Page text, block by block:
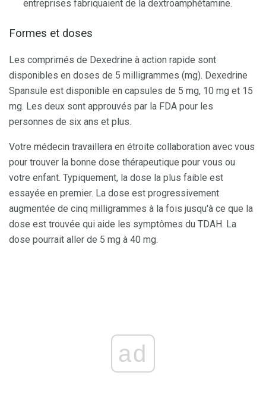
entreprises fabriquaient de la dextroamphétamine.
Formes et doses
Les comprimés de Dexedrine à action rapide sont
disponibles en doses de 5 milligrammes (mg). Dexedrine
Spansule est disponible en capsules de 5 mg, 10 mg et 15
mg. Les deux sont approuvés par la FDA pour les
personnes de six ans et plus.
Votre médecin travaillera en étroite collaboration avec vous
pour trouver la bonne dose thérapeutique pour vous ou
votre enfant. Typiquement, la dose la plus faible est
essayée en premier. La dose est progressivement
augmentée de cinq milligrammes à la fois jusqu'à ce que la
dose est trouvée qui aide les symptômes du TDAH. La
dose pourrait aller de 5 mg à 40 mg.
ad